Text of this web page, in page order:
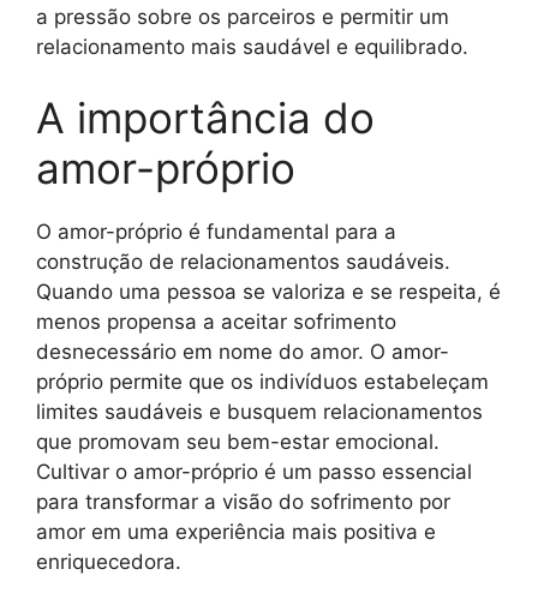
a pressão sobre os parceiros e permitir um
relacionamento mais saudável e equilibrado.
A importância do
amor-próprio
O amor-próprio é fundamental para a
construção de relacionamentos saudáveis.
Quando uma pessoa se valoriza e se respeita, é
menos propensa a aceitar sofrimento
desnecessário em nome do amor. O amor-
próprio permite que os indivíduos estabeleçam
limites saudáveis e busquem relacionamentos
que promovam seu bem-estar emocional.
Cultivar o amor-próprio é um passo essencial
para transformar a visão do sofrimento por
amor em uma experiência mais positiva e
enriquecedora.